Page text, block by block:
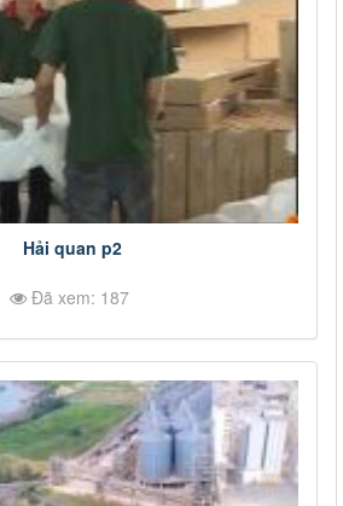
Hải quan p2
Đã xem: 187